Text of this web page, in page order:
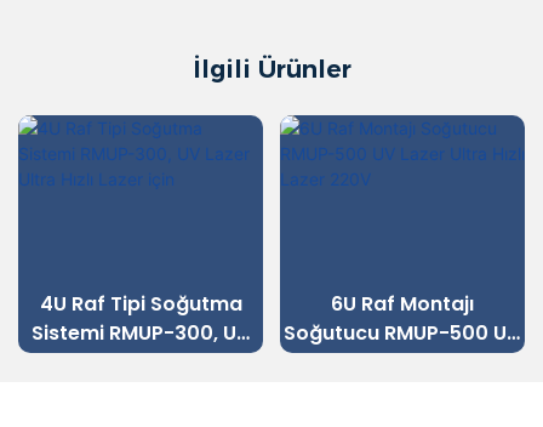
İlgili Ürünler
4U Raf Tipi Soğutma
Sistemi RMUP-300, UV
Lazer Ultra Hızlı Lazer
6U Raf Montajı
Soğutucu RMUP-500 UV
Lazer Ultra Hızlı Lazer